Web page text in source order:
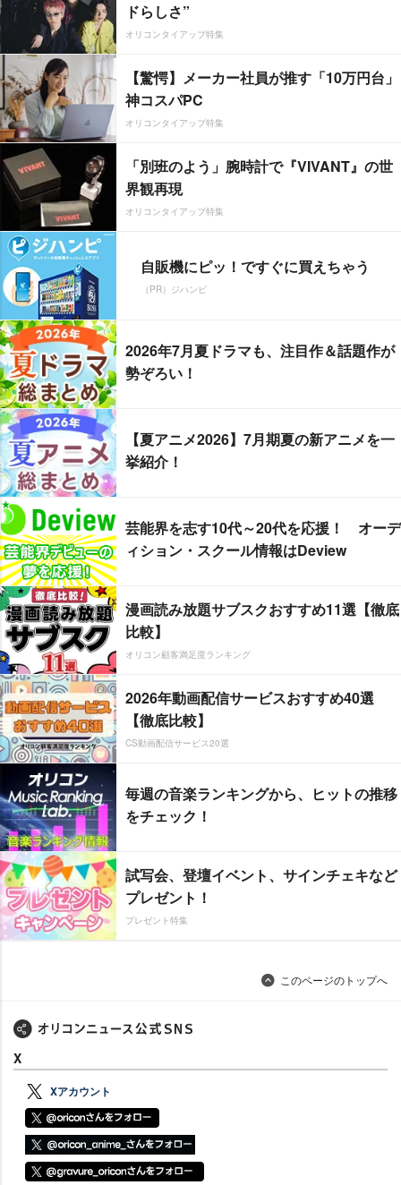
ドらしさ”
オリコンタイアップ特集
【驚愕】メーカー社員が推す「10万円台」
神コスパPC
オリコンタイアップ特集
「別班のよう」腕時計で『VIVANT』の世
界観再現
オリコンタイアップ特集
自販機にピッ！ですぐに買えちゃう
（PR）ジハンピ
2026年7月夏ドラマも、注目作＆話題作が
勢ぞろい！
【夏アニメ2026】7月期夏の新アニメを一
挙紹介！
芸能界を志す10代～20代を応援！ オーデ
ィション・スクール情報はDeview
漫画読み放題サブスクおすすめ11選【徹底
比較】
オリコン顧客満足度ランキング
2026年動画配信サービスおすすめ40選
【徹底比較】
CS動画配信サービス20選
毎週の音楽ランキングから、ヒットの推移
をチェック！
試写会、登壇イベント、サインチェキなど
プレゼント！
プレゼント特集
このページのトップへ
X
Xアカウント